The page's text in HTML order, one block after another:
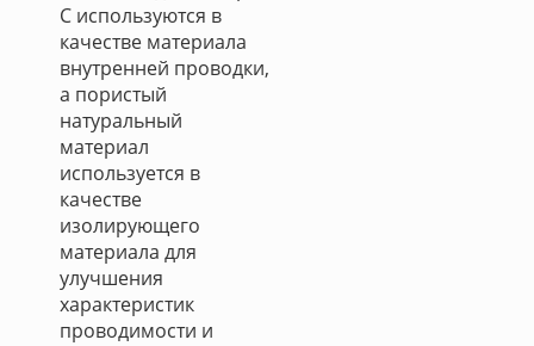
C используются в
качестве материала
внутренней проводки,
а пористый
натуральный
материал
используется в
качестве
изолирующего
материала для
улучшения
характеристик
проводимости и